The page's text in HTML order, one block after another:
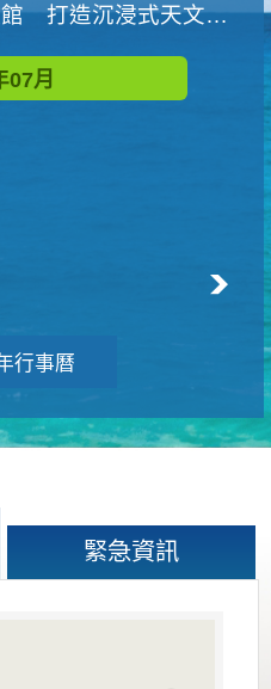
造沉浸式天文探索營隊
07月
行事曆
緊急資訊